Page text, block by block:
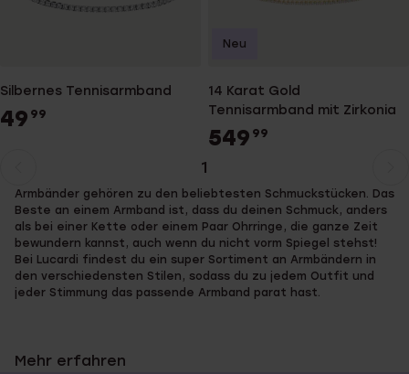
Silbernes Tennisarmband
49 99
14 Karat Gold
Tennisarmband mit Zirkonia
549 99
Neu
Seite
1
zur
Seite
Armbänder gehören zu den beliebtesten Schmuckstücken. Das
Beste an einem Armband ist, dass du deinen Schmuck, anders
als bei einer Kette oder einem Paar Ohrringe, die ganze Zeit
bewundern kannst, auch wenn du nicht vorm Spiegel stehst!
Bei Lucardi findest du ein super Sortiment an Armbändern in
den verschiedensten Stilen, sodass du zu jedem Outfit und
jeder Stimmung das passende Armband parat hast.
Mehr erfahren